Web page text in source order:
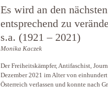
Es wird an den
entsprechend zu
s.a. (1921 – 2021)
Monika Kaczek
Der Freiheitskämpfer, Antifaschist,
Dezember 2021 im Alter von
Österreich verlassen und konnte nach